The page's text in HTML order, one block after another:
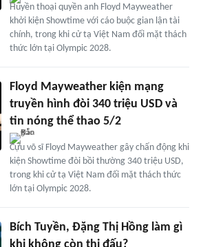
Huyền thoại quyền anh Floyd Mayweather
khởi kiện Showtime với cáo buộc gian lận tài
chính, trong khi cử tạ Việt Nam đối mặt thách
thức lớn tại Olympic 2028.
Floyd Mayweather kiện mạng
truyền hình đòi 340 triệu USD và
tin nóng thể thao 5/2
Cựu võ sĩ Floyd Mayweather gây chấn động khi
kiện Showtime đòi bồi thường 340 triệu USD,
trong khi cử tạ Việt Nam đối mặt thách thức
lớn tại Olympic 2028.
Bích Tuyền, Đặng Thị Hồng làm gì